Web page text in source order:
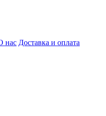
нас Доставка и оплата